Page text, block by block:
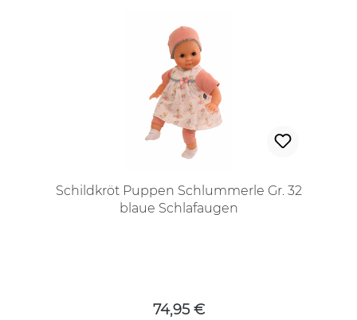
Schildkröt Puppen Schlummerle Gr. 32
blaue Schlafaugen
74,95 €